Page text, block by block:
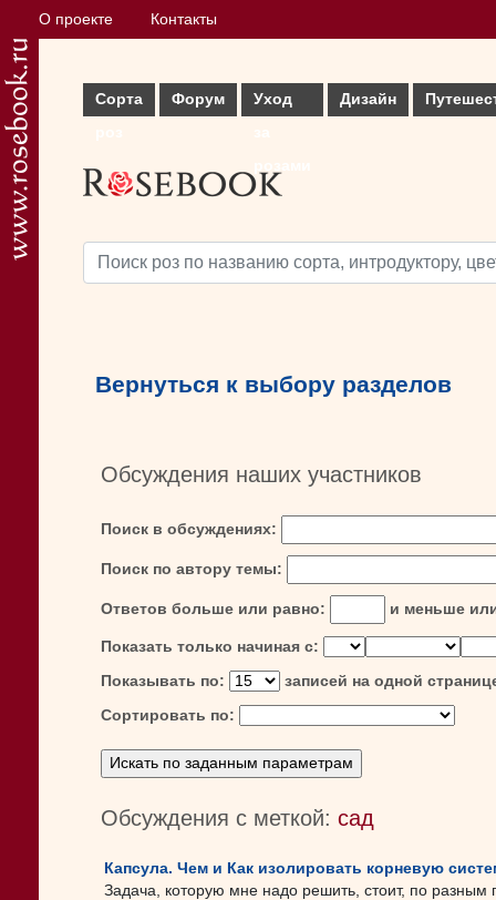
О проекте Контакты
Сорта
Форум
Уход
Дизайн
Вернуться к выбору разделов
Обсуждения наших участников
Поиск в обсуждениях:
Поиск по автору темы:
Ответов больше или равно: и меньше
Показать только начиная с:
Показывать по:
записей на одной
Сортировать по:
Обсуждения с меткой: сад
Капсула. Чем и Как изолировать корневую
Задача, которую мне надо решить, стоит, по